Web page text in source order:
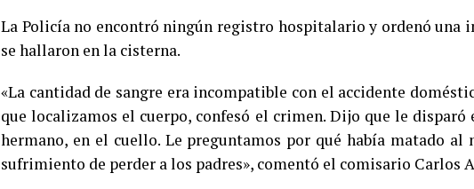
La Policía no encontró ningún registro hospitalario y ordenó una
se hallaron en la cisterna.
«La cantidad de sangre era incompatible con el accidente
que localizamos el cuerpo, confesó el crimen. Dijo que le disparó
hermano, en el cuello. Le preguntamos por qué había matado
sufrimiento de perder a los padres», comentó el comisario Carlos